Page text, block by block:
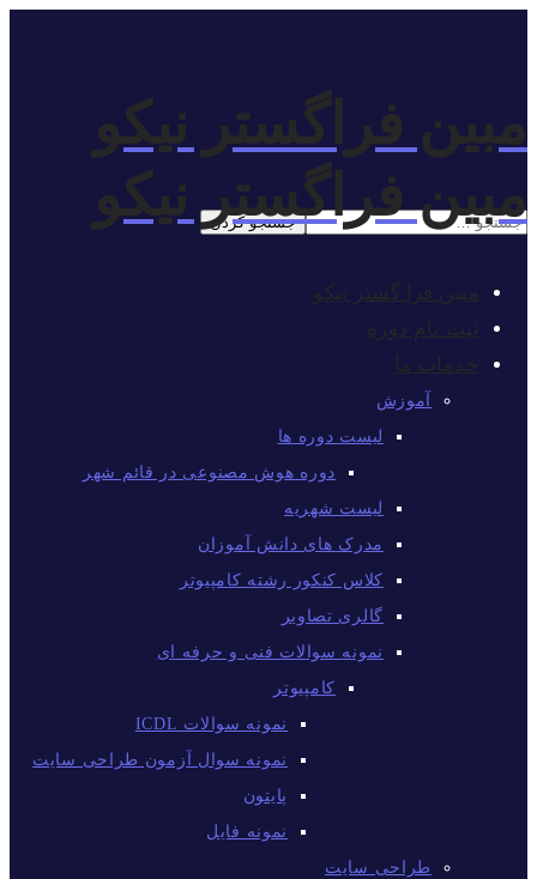
مبین فراگستر نیکو
آموزش
لیست دوره ها
دوره هوش مصنوعی در قائم شهر
لیست شهریه
مدرک های دانش آموزان
کلاس کنکور رشته کامپیوتر
گالری تصاویر
نمونه سوالات فنی و حرفه ای
کامپیوتر
نمونه سوالات ICDL
نمونه سوال آزمون طراحی سایت
پایتون
نمونه فایل
طراحی سایت